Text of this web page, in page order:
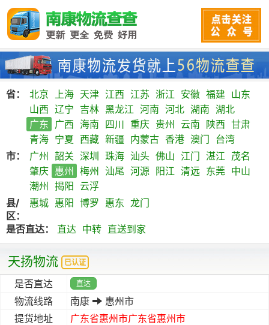
省： 北京 上海 天津 江西 江苏 浙江 安徽 福建 山东
山西 辽宁 吉林 黑龙江 河南 河北 湖南 湖北
广东 广西 海南 四川 重庆 贵州 云南 陕西 甘肃
青海 宁夏 西藏 新疆 内蒙古 香港 澳门 台湾
市：
广州 韶关 深圳 珠海 汕头 佛山 江门 湛江 茂名
肇庆 惠州 梅州 汕尾 河源 阳江 清远 东莞 中山
潮州 揭阳 云浮
县/
区：
惠城 惠阳 博罗 惠东 龙门
是否直达： 直达 中转 直送到家
天扬物流 已认证
是否直达 直达
物流线路 南康
惠州市
提货地址
广东省惠州市广东省惠州市